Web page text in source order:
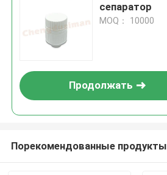
сепаратор
MOQ： 10000
Продолжать
Порекомендованные продукты